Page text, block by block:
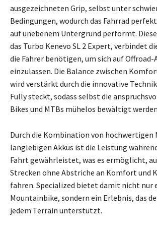
ausgezeichneten Grip, selbst unter
Bedingungen, wodurch das Fahrrad
auf unebenem Untergrund performt.
das Turbo Kenevo SL 2 Expert, verbindet
die Fahrer benötigen, um sich auf
einzulassen. Die Balance zwischen
wird verstärkt durch die innovative
Fully steckt, sodass selbst die
Bikes und MTBs mühelos bewältigt
Durch die Kombination von hochwertigen
langlebigen Akkus ist die Leistung
Fahrt gewährleistet, was es ermöglicht,
Strecken ohne Abstriche an Komfort und
fahren. Specialized bietet damit nicht nur
Mountainbike, sondern ein Erlebnis, das
jedem Terrain unterstützt.